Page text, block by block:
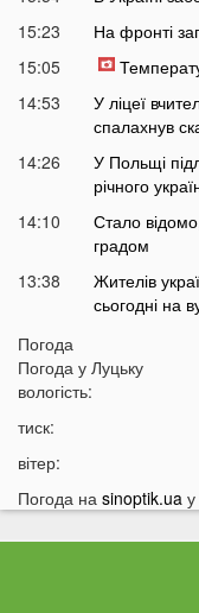
15:23
На фронті
15:05
14:53
У ліцеї
спалахнув
14:26
У Польщі
річного
14:10
Стало
градом
13:38
Жителів
сьогодні на
13:17
РФ
13:03
кого хочуть
12:08
Ціна здивує
Погода
Погода у Луцьку
вологість:
тиск:
вітер:
Погода на sinoptik.ua